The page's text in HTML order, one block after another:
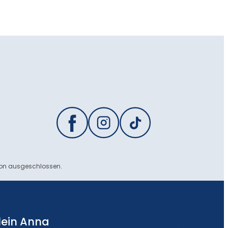
ausgeschlossen.
Anna